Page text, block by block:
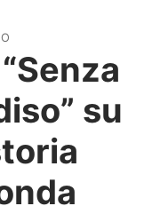
su